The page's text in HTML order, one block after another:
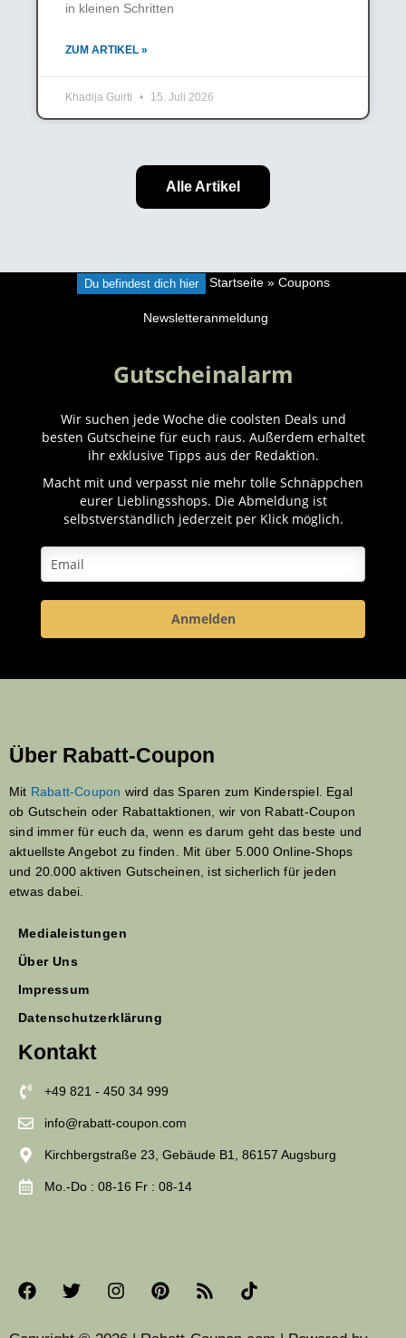
in kleinen Schritten
ZUM ARTIKEL »
Khadija Guirti 15. Juli 2026
Alle Artikel
Du befindest dich hier Startseite» Coupons
Newsletteranmeldung
Gutscheinalarm
Wir suchen jede Woche die coolsten Deals und
besten Gutscheine für euch raus. Außerdem erhaltet
ihr exklusive Tipps aus der Redaktion.
Macht mit und verpasst nie mehr tolle Schnäppchen
eurer Lieblingsshops. Die Abmeldung ist
selbstverständlich jederzeit per Klick möglich.
Anmelden
Über Rabatt-Coupon
Mit Rabatt-Coupon wird das Sparen zum Kinderspiel. Egal
ob Gutschein oder Rabattaktionen, wir von Rabatt-Coupon
sind immer für euch da, wenn es darum geht das beste und
aktuellste Angebot zu finden. Mit über 5.000 Online-Shops
und 20.000 aktiven Gutscheinen, ist sicherlich für jeden
etwas dabei.
Medialeistungen
Über Uns
Impressum
Datenschutzerklärung
Kontakt
+49 821 - 450 34 999
info@rabatt-coupon.com
Kirchbergstraße 23, Gebäude B1, 86157 Augsburg
Mo.-Do : 08-16 Fr : 08-14